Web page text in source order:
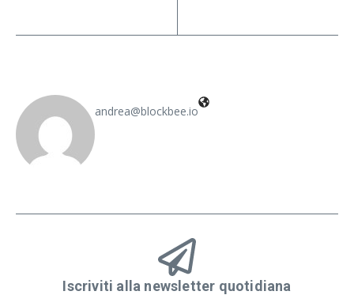
andrea@blockbee.io
Iscriviti alla newsletter quotidiana